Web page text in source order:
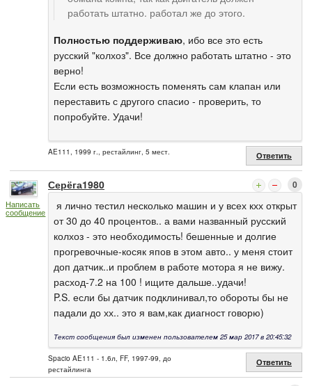
работать штатно. работал же до этого.
Полностью поддерживаю, ибо все это есть
русский "колхоз". Все должно работать штатно - это
верно!
Если есть возможность поменять сам клапан или
переставить с другого спасио - проверить, то
попробуйте. Удачи!
AE111, 1999 г., рестайлинг, 5 мест. Ответить
Написать
сообщение
Серёга1980 0
я лично тестил несколько машин и у всех кхх открыт
от 30 до 40 процентов.. а вами названный русский
колхоз - это необходимость! бешенные и долгие
прогревочные-косяк япов в этом авто.. у меня стоит
доп датчик..и проблем в работе мотора я не вижу.
расход-7.2 на 100 ! ищите дальше..удачи!
P.S. если бы датчик подклинивал,то обороты бы не
падали до хх.. это я вам,как диагност говорю)
Текст сообщения был изменен пользователем 25 мар 2017 в 20:45:32
Spacio AE111 - 1.6л, FF, 1997-99, до
рестайлинга
Ответить